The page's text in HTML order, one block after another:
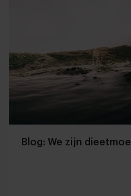
Blog: We zijn dieetmoe